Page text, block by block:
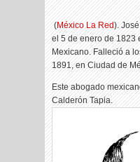
(México La Red).
el 5 de enero de 1823
Mexicano. Falleció a
1891, en Ciudad de
Este abogado
Calderón Tapia.